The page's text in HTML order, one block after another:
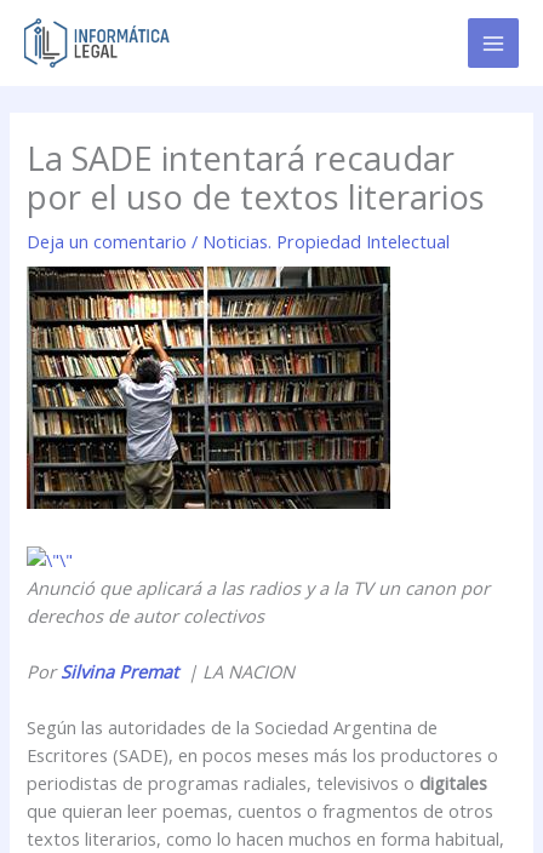
contenido
La SADE intentará recaudar
por el uso de textos literarios
Deja un comentario / Noticias. Propiedad Intelectual
Anunció que aplicará a las radios y a la TV un canon por
derechos de autor colectivos
PorSilvina Premat| LA NACION
Según las autoridades de la Sociedad Argentina de
Escritores (SADE), en pocos meses más los productores o
periodistas de programas radiales, televisivos o digitales
que quieran leer poemas, cuentos o fragmentos de otros
textos literarios, como lo hacen muchos en forma habitual,